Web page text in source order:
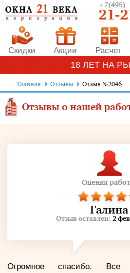
+7(495)
21-
Скидки Акции Расчет
18 ЛЕТ НА
Главная Отзывы Отзыв №2046
Отзывы о нашей
Оценка
Галина
Отзыв оставлен: 2
Огромное спасибо. Все